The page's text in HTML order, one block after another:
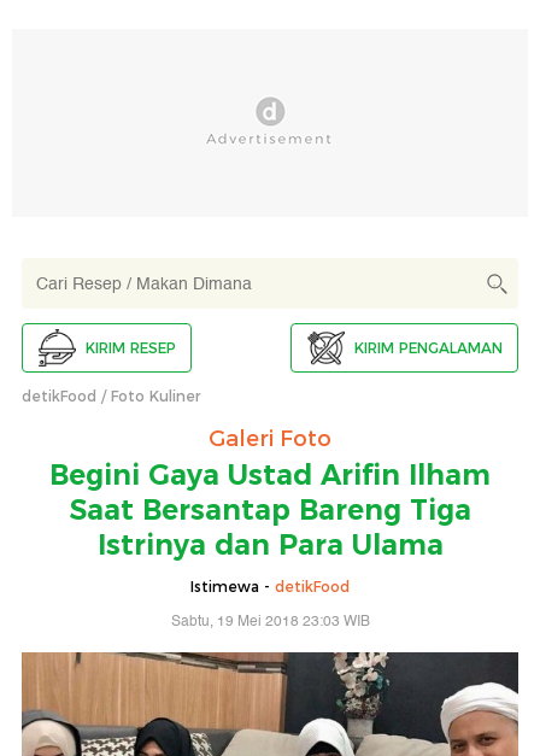
KIRIM RESEP KIRIM PENGALAMAN
detikFood Foto Kuliner
Galeri Foto
Begini Gaya Ustad Arifin Ilham
Saat Bersantap Bareng Tiga
Istrinya dan Para Ulama
Istimewa - detikFood
Sabtu, 19 Mei 2018 23:03 WIB